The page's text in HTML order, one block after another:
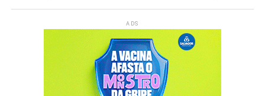
Com a inauguração, a empresa chega à15ª unidade na
, consolidando sua presença no mercado baiano e
reforçando os investimentos em cidades do interior. A
expansão também contribui para o fortalecimento da
ADS